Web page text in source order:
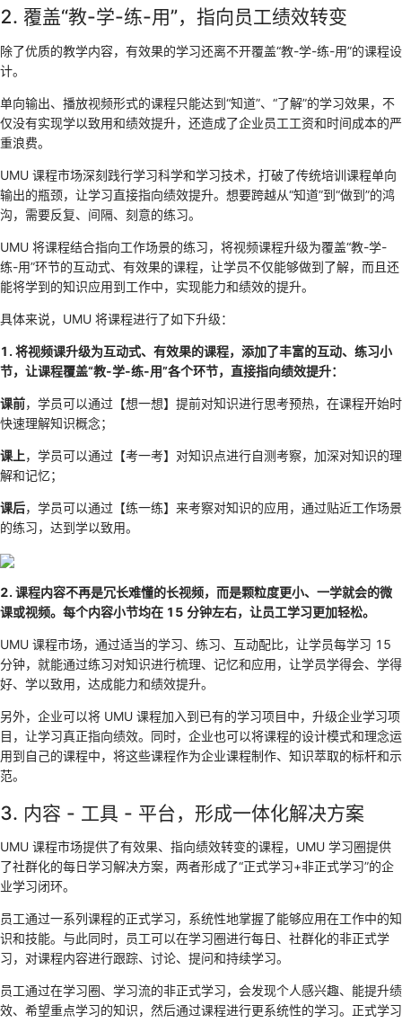
2. 覆盖“教-学-练-用”，指向员工绩效转变
除了优质的教学内容，有效果的学习还离不开覆盖“教-学-练-用”的课程设
计。
单向输出、播放视频形式的课程只能达到“知道”、“了解”的学习效果，不
仅没有实现学以致用和绩效提升，还造成了企业员工工资和时间成本的严
重浪费。
UMU 课程市场深刻践行学习科学和学习技术，打破了传统培训课程单向
输出的瓶颈，让学习直接指向绩效提升。想要跨越从“知道”到“做到”的鸿
沟，需要反复、间隔、刻意的练习。
UMU 将课程结合指向工作场景的练习，将视频课程升级为覆盖“教-学-
练-用”环节的互动式、有效果的课程，让学员不仅能够做到了解，而且还
能将学到的知识应用到工作中，实现能力和绩效的提升。
具体来说，UMU 将课程进行了如下升级：
1. 将视频课升级为互动式、有效果的课程，添加了丰富的互动、练习小
节，让课程覆盖“教-学-练-用”各个环节，直接指向绩效提升：
课前，学员可以通过【想一想】提前对知识进行思考预热，在课程开始时
快速理解知识概念；
课上，学员可以通过【考一考】对知识点进行自测考察，加深对知识的理
解和记忆；
课后，学员可以通过【练一练】来考察对知识的应用，通过贴近工作场景
的练习，达到学以致用。
2. 课程内容不再是冗长难懂的长视频，而是颗粒度更小、一学就会的微
课或视频。每个内容小节均在 15 分钟左右，让员工学习更加轻松。
UMU 课程市场，通过适当的学习、练习、互动配比，让学员每学习 15
分钟，就能通过练习对知识进行梳理、记忆和应用，让学员学得会、学得
好、学以致用，达成能力和绩效提升。
另外，企业可以将 UMU 课程加入到已有的学习项目中，升级企业学习项
目，让学习真正指向绩效。同时，企业也可以将课程的设计模式和理念运
用到自己的课程中，将这些课程作为企业课程制作、知识萃取的标杆和示
范。
3. 内容 - 工具 - 平台，形成一体化解决方案
UMU 课程市场提供了有效果、指向绩效转变的课程，UMU 学习圈提供
了社群化的每日学习解决方案，两者形成了“正式学习+非正式学习”的企
业学习闭环。
员工通过一系列课程的正式学习，系统性地掌握了能够应用在工作中的知
识和技能。与此同时，员工可以在学习圈进行每日、社群化的非正式学
习，对课程内容进行跟踪、讨论、提问和持续学习。
员工通过在学习圈、学习流的非正式学习，会发现个人感兴趣、能提升绩
效、希望重点学习的知识，然后通过课程进行更系统性的学习。正式学习